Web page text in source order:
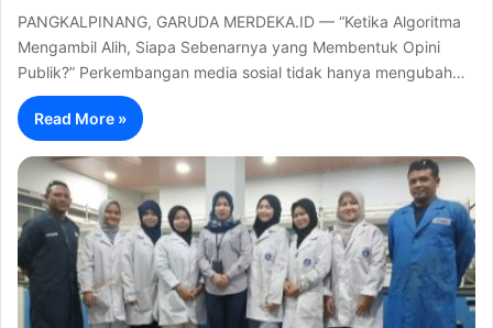
PANGKALPINANG, GARUDA MERDEKA.ID — “Ketika Algoritma
Mengambil Alih, Siapa Sebenarnya yang Membentuk Opini
Publik?” Perkembangan media sosial tidak hanya mengubah…
Read More »